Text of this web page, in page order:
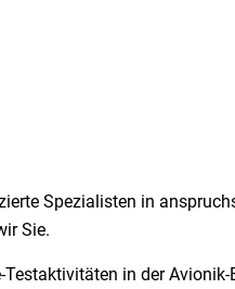
Spezialisten in
Sie.
in der